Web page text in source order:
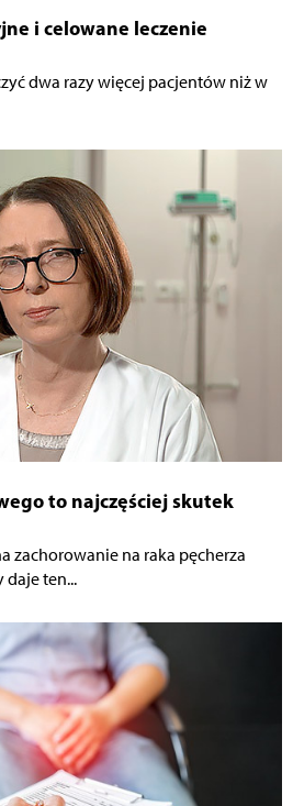
i celowane leczenie
dwa razy więcej pacjentów niż w
to najczęściej skutek
zachorowanie na raka pęcherza
ten...